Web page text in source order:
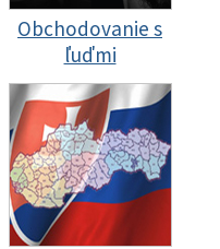
Obchodovanie s
ľuďmi